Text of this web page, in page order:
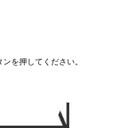
を押してください。